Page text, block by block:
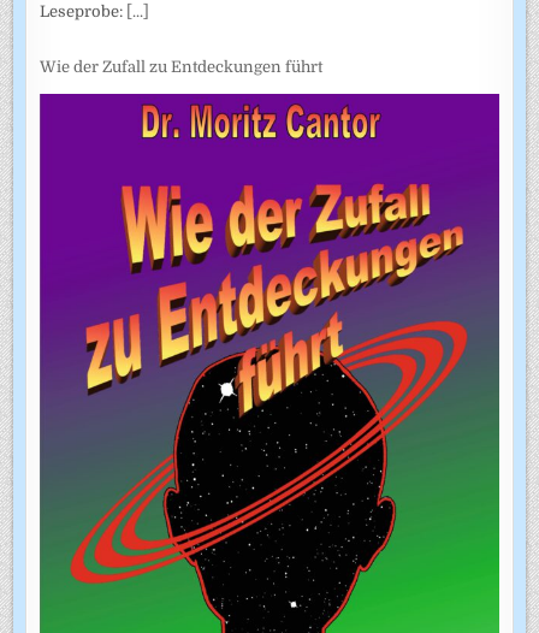
Leseprobe: [...]
Wie der Zufall zu Entdeckungen führt